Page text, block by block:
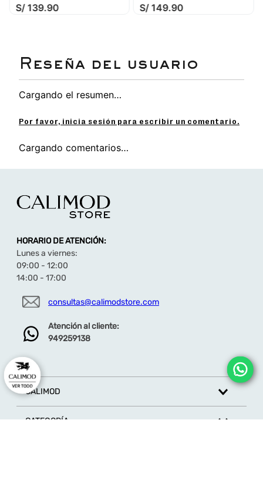
S/ 139.90 S/ 149.90
Cargando el resumen…
Por favor, inicia sesión para escribir un comentario.
Cargando comentarios…
HORARIO DE ATENCIÓN:
Lunes a viernes:
09:00 - 12:00
14:00 - 17:00
consultas@calimodstore.com
Atención al cliente:
949259138
CALIMOD
CATEGORÍA